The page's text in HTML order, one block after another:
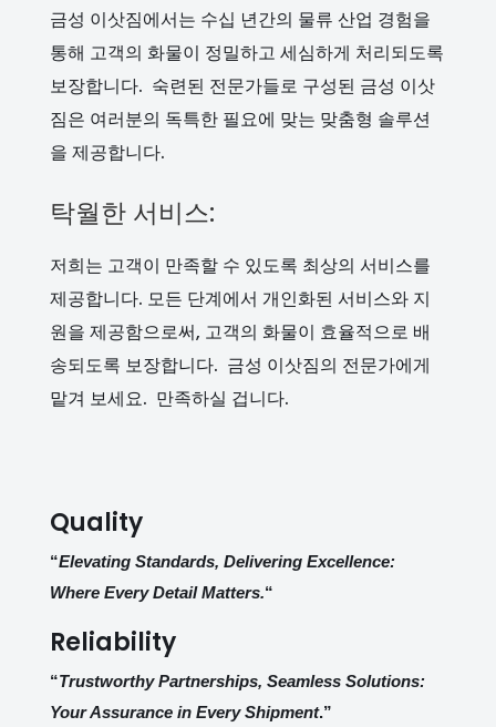
금성 이삿짐에서는 수십 년간의 물류 산업 경험을
통해 고객의 화물이 정밀하고 세심하게 처리되도록
보장합니다. 숙련된 전문가들로 구성된 금성 이삿
짐은 여러분의 독특한 필요에 맞는 맞춤형 솔루션
을 제공합니다.
탁월한 서비스:
저희는 고객이 만족할 수 있도록 최상의 서비스를
제공합니다. 모든 단계에서 개인화된 서비스와 지
원을 제공함으로써, 고객의 화물이 효율적으로 배
송되도록 보장합니다. 금성 이삿짐의 전문가에게
맡겨 보세요. 만족하실 겁니다.
Quality
“Elevating Standards, Delivering Excellence:
Where Every Detail Matters.“
Reliability
“Trustworthy Partnerships, Seamless Solutions:
Your Assurance in Every Shipment.”